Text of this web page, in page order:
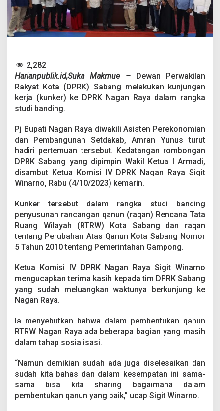
d
i
n
g
u
n
R
T
k
N
a
g
a
n
R
y
a
2,282
Harianpublik.id,Suka Makmue –
Dewan Perwakilan
Rakyat Kota (DPRK) Sabang melakukan kunjungan
kerja (kunker) ke DPRK Nagan Raya dalam rangka
studi banding.
Pj Bupati Nagan Raya diwakili Asisten Perekonomian
dan Pembangunan Setdakab, Amran Yunus turut
hadiri pertemuan tersebut. Kedatangan rombongan
DPRK Sabang yang dipimpin Wakil Ketua I Armadi,
disambut Ketua Komisi IV DPRK Nagan Raya Sigit
Winarno, Rabu (4/10/2023) kemarin.
Kunker tersebut dalam rangka studi banding
penyusunan rancangan qanun (raqan) Rencana Tata
Ruang Wilayah (RTRW) Kota Sabang dan raqan
tentang Perubahan Atas Qanun Kota Sabang Nomor
5 Tahun 2010 tentang Pemerintahan Gampong.
Ketua Komisi IV DPRK Nagan Raya Sigit Winarno
mengucapkan terima kasih kepada tim DPRK Sabang
yang sudah meluangkan waktunya berkunjung ke
Nagan Raya.
Ia menyebutkan bahwa dalam pembentukan qanun
RTRW Nagan Raya ada beberapa bagian yang masih
dalam tahap sosialisasi.
“Namun demikian sudah ada juga diselesaikan dan
sudah kita bahas dan dalam kesempatan ini sama-
sama bisa kita sharing bagaimana dalam
pembentukan qanun yang baik,” ucap Sigit Winarno.